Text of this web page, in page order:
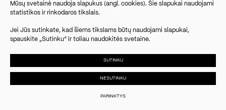
Kontaktai
Savanorių pr. 67, Vilnius
Šiandien dirbsime nuo 09:00
Mūsų svetainė naudoja slapukus (angl. cookies). Šie slapukai naudojami
statistikos ir rinkodaros tikslais.
Jei Jūs sutinkate, kad šiems tikslams būtų naudojami slapukai,
spauskite „Sutinku“ ir toliau naudokitės svetaine.
SUTINKU
NESUTINKU
PARINKTYS